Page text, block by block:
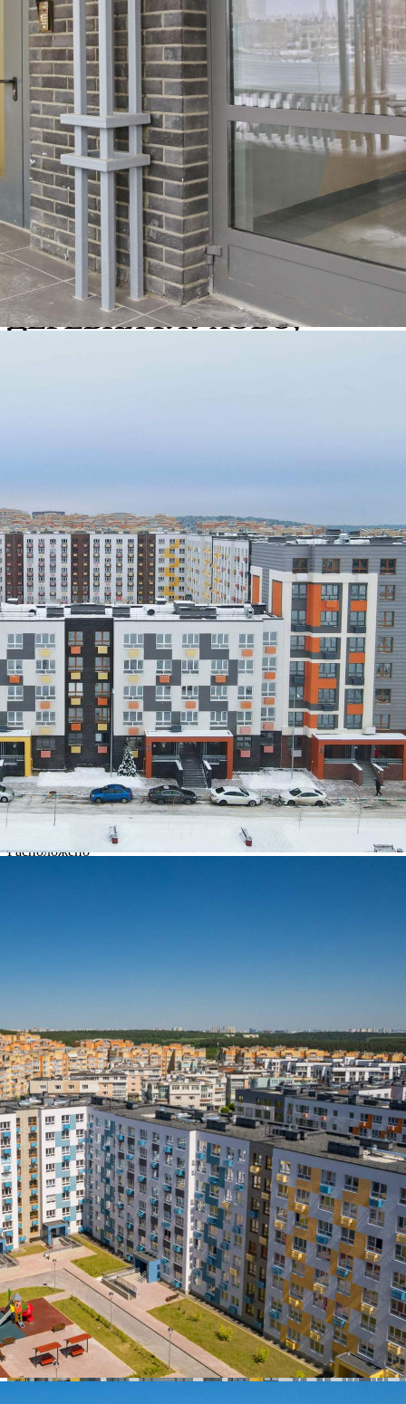
Продажа
102024 - Г. КРАСНОГОРСК,
ДЕРЕВНЯ ГЛУХОВО,
прочее, помещение под чистовую отделку, внутри есть
водоснабжение. Отдельный вход с улицы, здание открыто
круглосуточно. Парковка авто...
629 (+1)
Навигация
Характеристики
О помещении
Где находится
Контакты
Другие объявления
Характеристики помещения
№ объявления
102024
Дата размещения
03.02.2023
Город
Красногорск
Адрес
деревня Глухово, Романовская улица, д.5
Расположено
Цена за помещение
2 717 000 руб.
О помещении